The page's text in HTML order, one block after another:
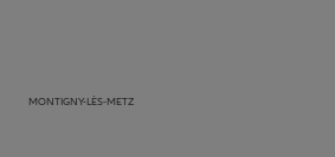
MONTIGNY-LÈS-METZ